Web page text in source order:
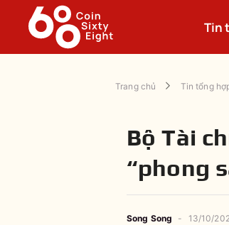
Tin
Trang chủ Tin tổng
Bộ Tài
“phong
Song Song - 13/10/